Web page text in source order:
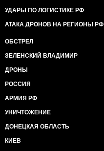
УДАРЫ ПО ЛОГИСТИКЕ РФ
АТАКА ДРОНОВ НА РЕГИОНЫ РФ
ОБСТРЕЛ
ЗЕЛЕНСКИЙ ВЛАДИМИР
ДРОНЫ
РОССИЯ
АРМИЯ РФ
УНИЧТОЖЕНИЕ
ДОНЕЦКАЯ ОБЛАСТЬ
КИЕВ